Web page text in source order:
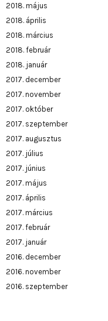
2018. május
2018. április
2018. március
2018. február
2018. január
2017. december
2017. november
2017. október
2017. szeptember
2017. augusztus
2017. július
2017. június
2017. május
2017. április
2017. március
2017. február
2017. január
2016. december
2016. november
2016. szeptember